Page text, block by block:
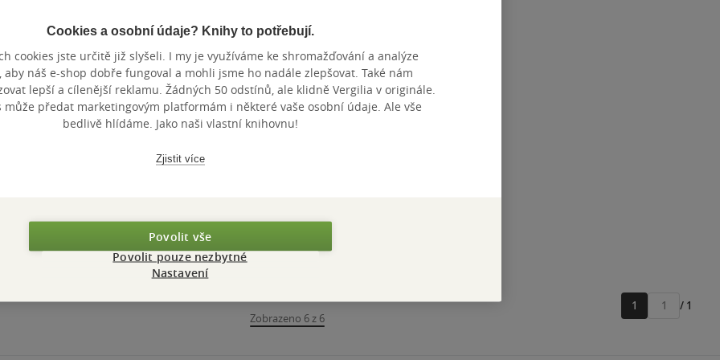
Nedostupné
Pojetí člověka v
dějinách a
současnosti
Daniel Heider& další
Nedostupné
Nedostupné
Přirozenost ve
filosofii minulosti a
současnosti
Vít Hušek ,Chvátal
5
hvězdiček
měkká vazba
Nedostupné
Zobrazeno 6 z 6
1
Přejít
/ 1
Cookies a osobní údaje? Knihy to potřebují.
cookies jste určitě již slyšeli. I my je využíváme ke shromažďování a analýze
aby náš e-shop dobře fungoval a mohli jsme ho nadále zlepšovat. Také nám
lepší a cílenější reklamu. Žádných 50 odstínů, ale klidně Vergilia v originále.
může předat marketingovým platformám i některé vaše osobní údaje. Ale vše
bedlivě hlídáme. Jako naši vlastní knihovnu!
Zjistit více
Povolit vše
Povolit pouze nezbytné
Nastavení